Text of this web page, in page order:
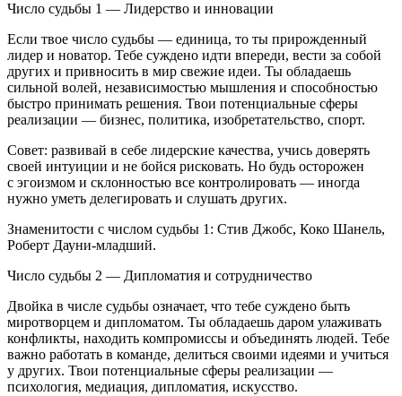
Число судьбы 1 — Лидерство и инновации
Если твое число судьбы — единица, то ты прирожденный
лидер и новатор. Тебе суждено идти впереди, вести за собой
других и привносить в мир свежие идеи. Ты обладаешь
сильной волей, независимостью мышления и способностью
быстро принимать решения. Твои потенциальные сферы
реализации — бизнес, политика, изобретательство, спорт.
Совет: развивай в себе лидерские качества, учись доверять
своей интуиции и не бойся рисковать. Но будь осторожен
с эгоизмом и склонностью все контролировать — иногда
нужно уметь делегировать и слушать других.
Знаменитости с числом судьбы 1: Стив Джобс, Коко Шанель,
Роберт Дауни-младший.
Число судьбы 2 — Дипломатия и сотрудничество
Двойка в числе судьбы означает, что тебе суждено быть
миротворцем и дипломатом. Ты обладаешь даром улаживать
конфликты, находить компромиссы и объединять людей. Тебе
важно работать в команде, делиться своими идеями и учиться
у других. Твои потенциальные сферы реализации —
психология, медиация, дипломатия, искусство.